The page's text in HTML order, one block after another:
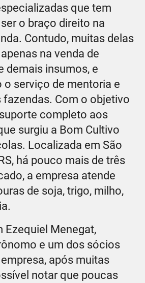
que tem
o braço direito na
Contudo, muitas delas
na venda de
demais insumos, e
o serviço de mentoria e
Com o objetivo
completo aos
surgiu a Bom Cultivo
Localizada em São
há pouco mais de três
a empresa atende
de soja, trigo, milho,
Ezequiel Menegat,
e um dos sócios
após muitas
notar que poucas